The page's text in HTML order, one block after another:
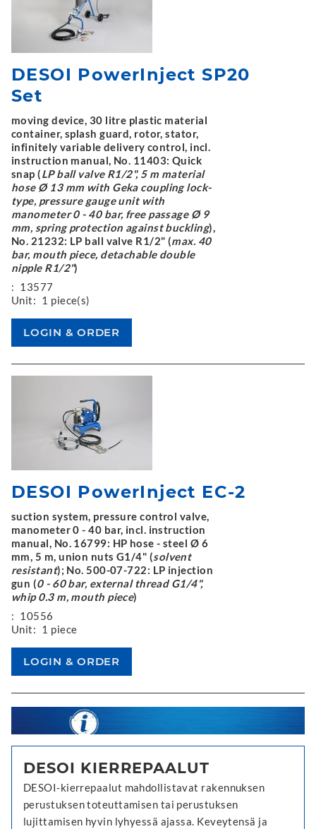
DESOI PowerInject SP20
Set
moving device, 30 litre plastic material
container, splash guard, rotor, stator,
infinitely variable delivery control, incl.
instruction manual, No. 11403: Quick
snap (LP ball valve R1/2", 5 m material
hose Ø 13 mm with Geka coupling lock-
type, pressure gauge unit with
manometer 0 - 40 bar, free passage Ø 9
mm, spring protection against buckling),
No. 21232: LP ball valve R1/2" (max. 40
bar, mouth piece, detachable double
nipple R1/2")
: 13577
Unit: 1 piece(s)
DESOI PowerInject EC-2
suction system, pressure control valve,
manometer 0 - 40 bar, incl. instruction
manual, No. 16799: HP hose - steel Ø 6
mm, 5 m, union nuts G1/4" (solvent
resistant); No. 500-07-722: LP injection
gun (0 - 60 bar, external thread G1/4",
whip 0.3 m, mouth piece)
: 10556
Unit: 1 piece
DESOI KIERREPAALUT
DESOI-kierrepaalut mahdollistavat rakennuksen
perustuksen toteuttamisen tai perustuksen
lujittamisen hyvin lyhyessä ajassa. Keveytensä ja